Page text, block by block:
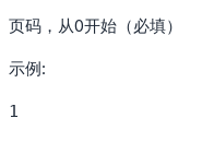
页码，从0开始（必填）
示例:
1